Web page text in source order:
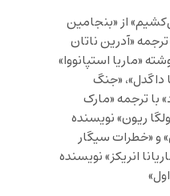
از «بنجامین
«آدرین ناتان
«ماریا استپانووا»
داگدل»، «جنگ
با ترجمه «مارک
ریون» نویسنده
و «خطرات سیگار
انریکز» نویسنده